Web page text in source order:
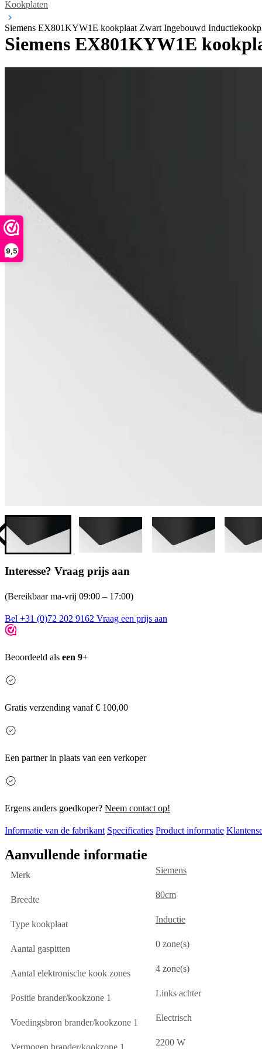
9,5
Kookplaten
Siemens EX801KYW1E kookplaat Zwart Ingebouwd
Siemens EX801KYW1E
Interesse? Vraag prijs aan
(Bereikbaar ma-vrij 09:00 – 17:00)
Bel +31 (0)72 202 9162 Vraag een prijs aan
Beoordeeld als een 9+
Gratis verzending vanaf € 100,00
Een partner in plaats van een verkoper
Ergens anders goedkoper? Neem contact op!
Informatie van de fabrikant Specificaties Product informatie
Aanvullende informatie
Merk Siemens
Breedte 80cm
Type kookplaat Inductie
Aantal gaspitten 0 zone(s)
Aantal elektronische kook zones 4 zone(s)
Positie brander/kookzone 1 Links achter
Voedingsbron brander/kookzone 1 Electrisch
Vermogen brander/kookzone 1 2200 W